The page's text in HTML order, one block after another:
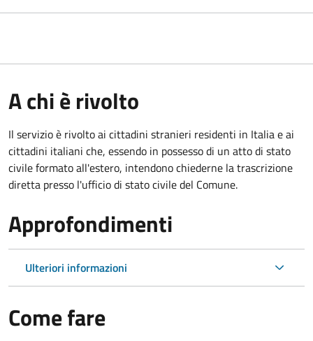
A chi è rivolto
Il servizio è rivolto ai cittadini stranieri residenti in Italia e ai
cittadini italiani che, essendo in possesso di un atto di stato
civile formato all'estero, intendono chiederne la trascrizione
diretta presso l'ufficio di stato civile del Comune.
Approfondimenti
Ulteriori informazioni
Come fare